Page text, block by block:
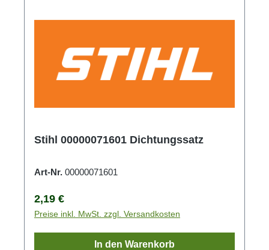
Stihl 00000071601 Dichtungssatz
Art-Nr. 00000071601
Regulärer Preis:
2,19 €
Preise inkl. MwSt. zzgl. Versandkosten
In den Warenkorb